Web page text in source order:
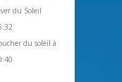
du Soleil
du soleil à